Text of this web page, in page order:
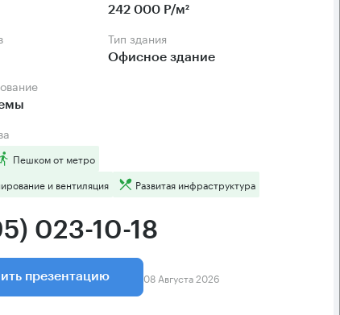
242 000 Р/м²
Тип здания
Офисное здание
Пешком от метро
и вентиляция
Развитая инфраструктура
023-10-18
презентацию 08 Августа 2026